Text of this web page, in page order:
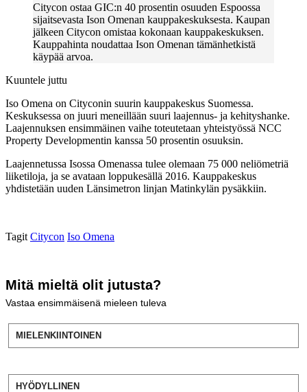
Citycon ostaa GIC:n 40 prosentin osuuden Espoossa
sijaitsevasta Ison Omenan kauppakeskuksesta. Kaupan
jälkeen Citycon omistaa kokonaan kauppakeskuksen.
Kauppahinta noudattaa Ison Omenan tämänhetkistä
käypää arvoa.
Kuuntele juttu
Iso Omena on Cityconin suurin kauppakeskus Suomessa.
Keskuksessa on juuri meneillään suuri laajennus- ja kehityshanke.
Laajennuksen ensimmäinen vaihe toteutetaan yhteistyössä NCC
Property Developmentin kanssa 50 prosentin osuuksin.
Laajennetussa Isossa Omenassa tulee olemaan 75 000 neliömetriä
liiketiloja, ja se avataan loppukesällä 2016. Kauppakeskus
yhdistetään uuden Länsimetron linjan Matinkylän pysäkkiin.
Tagit Citycon Iso Omena
Mitä mieltä olit jutusta?
Vastaa ensimmäisenä mieleen tuleva
MIELENKIINTOINEN
HYÖDYLLINEN